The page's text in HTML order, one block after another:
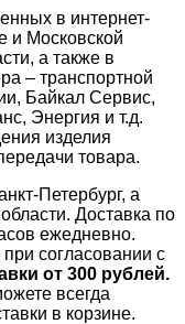
в интернет-
и Московской
а также в
– транспортной
Байкал Сервис,
Энергия и т.д.
изделия
товара.
Петербург, а
Доставка по
ежедневно.
согласовании с
от 300 рублей.
всегда
в корзине.